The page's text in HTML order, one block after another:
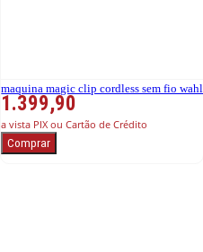
maquina magic clip cordless sem fio wahl
1.399,90
a vista PIX ou Cartão de Crédito
Comprar